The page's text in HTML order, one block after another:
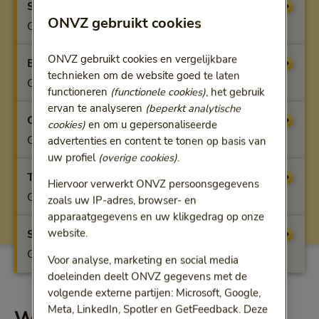
Startfit
Geen vergoeding
Benfit Vergoeding
Geen vergoeding
Optifit
Geen vergoeding
Topfit
Geen vergoeding
Superfit
Geen vergoeding
ONVZ gebruikt cookies
ONVZ gebruikt cookies en vergelijkbare
technieken om de website goed te laten
functioneren (functionele cookies), het gebruik
ervan te analyseren (beperkt analytische
cookies)en om u gepersonaliseerde
advertenties en content te tonen op basis van
uw profiel (overige cookies).
Hiervoor verwerkt ONVZ persoonsgegevens
zoals uw IP-adres, browser- en
apparaatgegevens en uw klikgedrag op onze
website.
Voor analyse, marketing en social media
doeleinden deelt ONVZ gegevens met de
volgende externe partijen: Microsoft, Google,
Meta, LinkedIn, Spotler en GetFeedback. Deze